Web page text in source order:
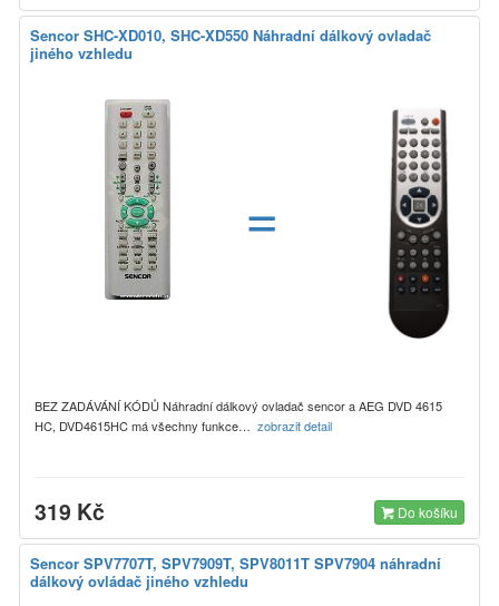
Sencor SHC-XD010, SHC-XD550 Náhradní dálkový ovladač
jiného vzhledu
=
BEZ ZADÁVÁNÍ KÓDŮ Náhradní dálkový ovladač sencor a AEG DVD 4615
HC, DVD4615HC má všechny funkce… zobrazit detail
319 Kč Do košíku
Sencor SPV7707T, SPV7909T, SPV8011T SPV7904 náhradní
dálkový ovládač jiného vzhledu